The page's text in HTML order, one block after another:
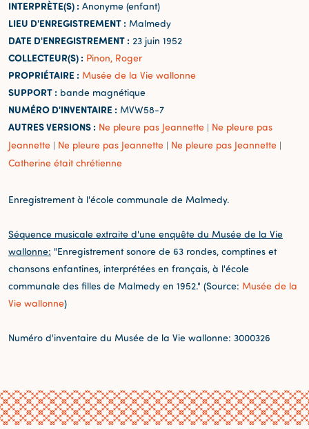
INTERPRÈTE(S) : Anonyme (enfant)
LIEU D'ENREGISTREMENT : Malmedy
DATE D'ENREGISTREMENT : 23 juin 1952
COLLECTEUR(S) : Pinon, Roger
PROPRIÉTAIRE : Musée de la Vie wallonne
SUPPORT : bande magnétique
NUMÉRO D'INVENTAIRE : MVW58-7
AUTRES VERSIONS : Ne pleure pas Jeannette | Ne pleure pas
Jeannette | Ne pleure pas Jeannette | Ne pleure pas Jeannette |
Catherine était chrétienne
Enregistrement à l'école communale de Malmedy.
Séquence musicale extraite d'une enquête du Musée de la Vie
wallonne: "Enregistrement sonore de 63 rondes, comptines et
chansons enfantines, interprétées en français, à l'école
communale des filles de Malmedy en 1952." (Source: Musée de la
Vie wallonne)
Numéro d'inventaire du Musée de la Vie wallonne: 3000326